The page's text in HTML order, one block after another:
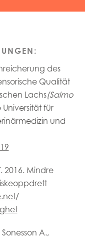
des
Qualität
Lachs(Salmo
für
und
2016. Mindre
A.,